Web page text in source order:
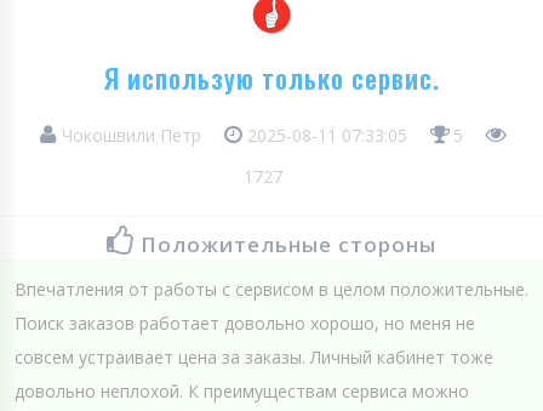
Я использую только сервис.
Чокошвили Петр 2025-08-11 07:33:05
5
1727
Положительные стороны
Впечатления от работы с сервисом в целом положительные.
Поиск заказов работает довольно хорошо, но меня не
совсем устраивает цена за заказы. Личный кабинет тоже
довольно неплохой. К преимуществам сервиса можно